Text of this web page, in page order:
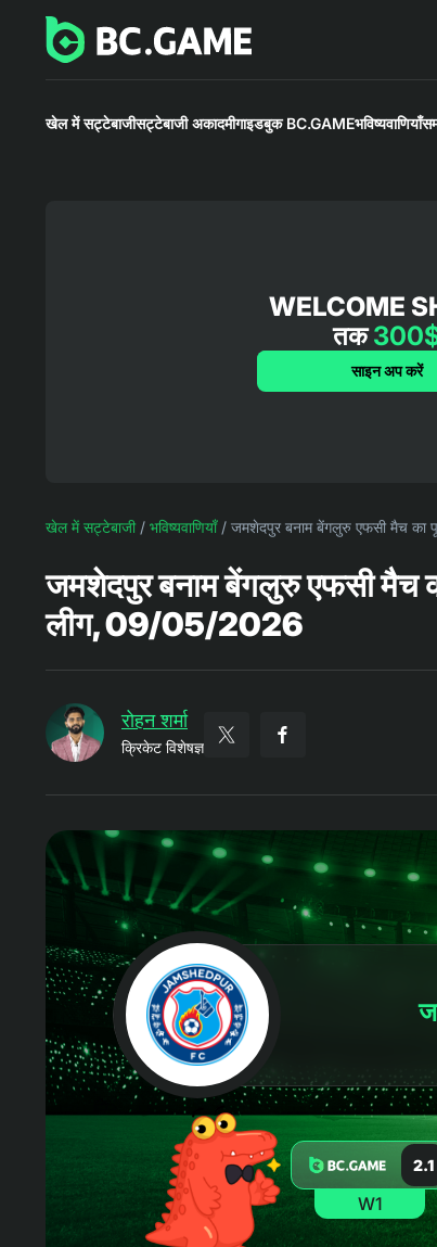
खेल में सट्टेबाजीसट्टेबाजी अकादमीगाइडबुक BC.GAMEभविष्यवाणियाँ
WELCOME
तक
साइन अप करें
खेल में सट्टेबाजी/ भविष्यवाणियाँ/ जमशेदपुर बनाम बेंगलुरु एफसी मैच का
जमशेदपुर बनाम बेंगलुरु एफसी मैच
लीग, 09/05/2026
रोहन शर्मा
क्रिकेट विशेषज्ञ
2.1
W1